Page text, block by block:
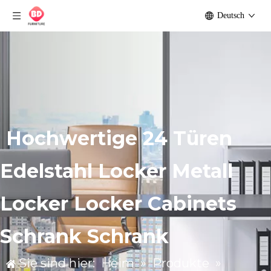
Deutsch
Hochwertige 24 Türen
Edelstahl Locker Metall
Locker Locker Cabinets
Schrank Schrank
Sie sind hier: Heim » Produkte »